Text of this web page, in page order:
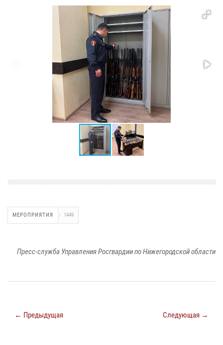
МЕРОПРИЯТИЯ 1449
Пресс-служба Управления Росгвардии по Нижегородской области
← Предыдущая Следующая →